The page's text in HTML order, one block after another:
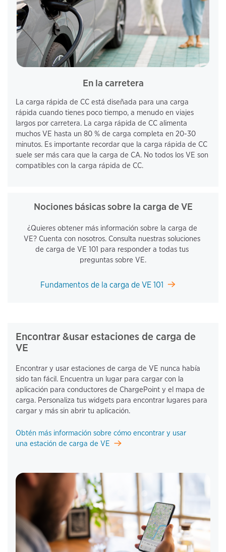
En la carretera
La carga rápida de CC está diseñada para una carga
rápida cuando tienes poco tiempo, a menudo en viajes
largos por carretera. La carga rápida de CC alimenta
muchos VE hasta un 80 % de carga completa en 20-30
minutos. Es importante recordar que la carga rápida de CC
suele ser más cara que la carga de CA. No todos los VE son
compatibles con la carga rápida de CC.
Nociones básicas sobre la carga de VE
¿Quieres obtener más información sobre la carga de
VE? Cuenta con nosotros. Consulta nuestras soluciones
de carga de VE 101 para responder a todas tus
preguntas sobre VE.
Fundamentos de la carga de VE 101
Encontrar &usar estaciones de carga de
VE
Encontrar y usar estaciones de carga de VE nunca había
sido tan fácil. Encuentra un lugar para cargar con la
aplicación para conductores de ChargePoint y el mapa de
carga. Personaliza tus widgets para encontrar lugares para
cargar y más sin abrir tu aplicación.
Obtén más información sobre cómo encontrar y usar
una estación de carga de VE